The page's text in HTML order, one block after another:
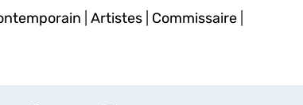
Artistes| Commissaire|